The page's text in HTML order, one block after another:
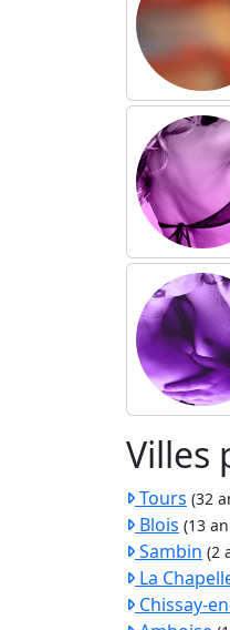
Villes
Tours (32
Blois (13
Sambin (2
La
Chissay-